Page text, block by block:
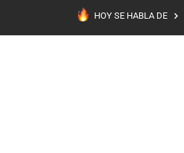
HOY SE HABLA DE